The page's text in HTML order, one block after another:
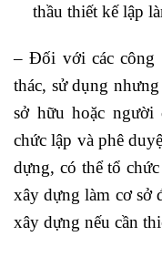
thầu thiết kế lập
– Đối với các công
thác, sử dụng
sở hữu hoặc
chức lập và phê
dựng, có thể tổ
xây dựng làm cơ sở
xây dựng nếu cần